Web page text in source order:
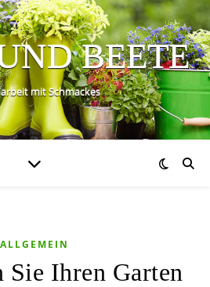
BEETE
mit Schmackes
ALLGEMEIN
Sie Ihren Garten